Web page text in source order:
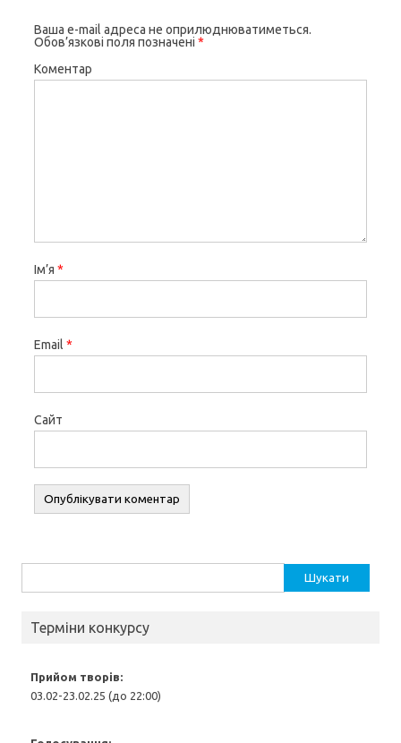
Ваша e-mail адреса не оприлюднюватиметься.
Обов’язкові поля позначені *
Коментар
Ім’я *
Email *
Сайт
Терміни конкурсу
Прийом творів:
03.02-23.02.25 (до 22:00)